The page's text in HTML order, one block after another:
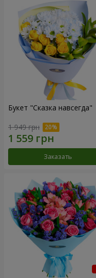
Букет "Сказка навсегда"
1 949 грн
Заказать